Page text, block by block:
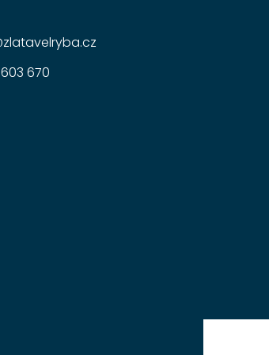
zlatavelryba.cz
670